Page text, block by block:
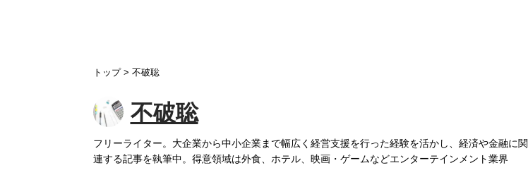
トップ 不破聡
不破聡
フリーライター。大企業から中小企業まで幅広く経営支援を行った経験を活かし、経済や金融に関
連する記事を執筆中。得意領域は外食、ホテル、映画・ゲームなどエンターテインメント業界